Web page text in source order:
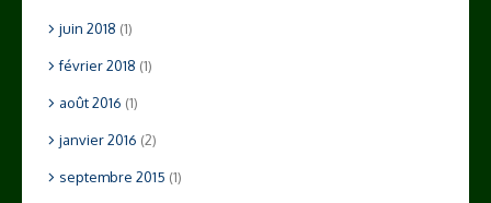
juin 2018 (1)
février 2018 (1)
août 2016 (1)
janvier 2016 (2)
septembre 2015 (1)